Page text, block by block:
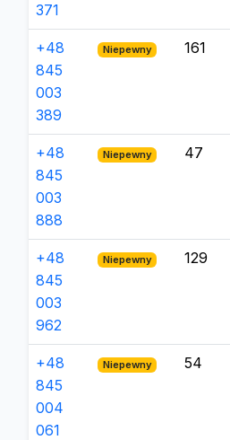
371
+48
845
003
389
Niepewny 161
+48
845
003
888
Niepewny 47
+48
845
003
962
Niepewny 129
+48
845
004
061
Niepewny 54